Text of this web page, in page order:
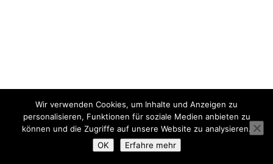
Wir verwenden Cookies, um Inhalte und Anzeigen zu
personalisieren, Funktionen für soziale Medien anbieten zu
können und die Zugriffe auf unsere Website zu analysieren.
OK
Erfahre mehr